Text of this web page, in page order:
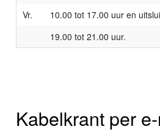
Vr.
10.00 tot 17.00 uur en
19.00 tot 21.00 uur.
Kabelkrant per